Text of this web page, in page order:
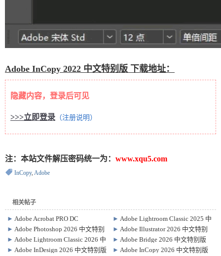
Adobe InCopy 2022 中文特别版 下载地址：
隐藏内容，登录后可见
>>>立即登录 （注册说明）
注：本站文件解压密码统一为： www.xqu5.com
InCopy, Adobe
相关帖子
► Adobe Acrobat PRO DC
2026.001.21779 中文特别版
► Adobe Lightroom Classic 2025 中
文特别版 v15.0
► Adobe Photoshop 2026 中文特别
版 / 绿色精简版 v27.6.0.11
► Adobe Illustrator 2026 中文特别
版 30.5.1.3
► Adobe Lightroom Classic 2026 中
文特别版 15.3.1.1
► Adobe Bridge 2026 中文特别版
16.0.6.9.000
► Adobe InDesign 2026 中文特别版
► Adobe InCopy 2026 中文特别版